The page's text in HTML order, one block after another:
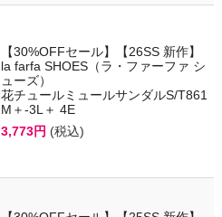
【30%OFFセール】【26SS 新作】
la farfa SHOES（ラ・ファーファ シ
ューズ）
花チュールミュールサンダルS/T861
M＋-3L＋ 4E
3,773円 (税込)